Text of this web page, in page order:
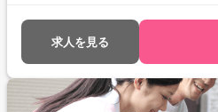
求人を見る